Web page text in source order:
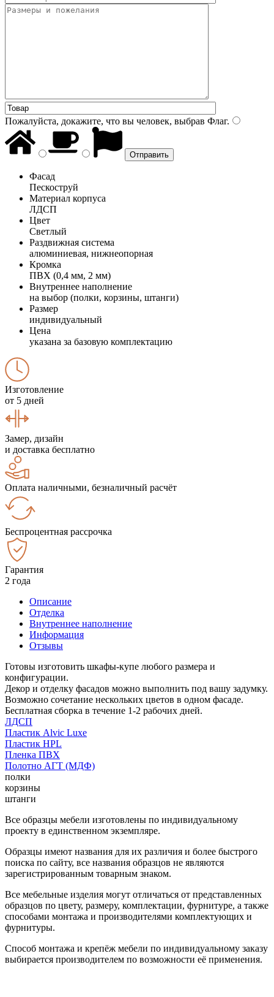
Пожалуйста, докажите, что вы человек, выбрав Флаг.
Фасад
Пескоструй
Материал корпуса
ЛДСП
Цвет
Светлый
Раздвижная система
алюминиевая, нижнеопорная
Кромка
ПВХ (0,4 мм, 2 мм)
Внутреннее наполнение
на выбор (полки, корзины, штанги)
Размер
индивидуальный
Цена
указана за базовую комплектацию
Изготовление
от 5 дней
Замер, дизайн
и доставка бесплатно
Оплата наличными, безналичный расчёт
Беспроцентная рассрочка
Гарантия
2 года
Описание
Отделка
Внутреннее наполнение
Информация
Отзывы
Готовы изготовить шкафы-купе любого размера и
конфигурации.
Декор и отделку фасадов можно выполнить под вашу задумку.
Возможно сочетание нескольких цветов в одном фасаде.
Бесплатная сборка в течение 1-2 рабочих дней.
ЛДСП
Пластик Alvic Luxe
Пластик HPL
Пленка ПВХ
Полотно АГТ (МДФ)
полки
корзины
штанги
Все образцы мебели изготовлены по индивидуальному
проекту в единственном экземпляре.
Образцы имеют названия для их различия и более быстрого
поиска по сайту, все названия образцов не являются
зарегистрированным товарным знаком.
Все мебельные изделия могут отличаться от представленных
образцов по цвету, размеру, комплектации, фурнитуре, а также
способами монтажа и производителями комплектующих и
фурнитуры.
Способ монтажа и крепёж мебели по индивидуальному заказу
выбирается производителем по возможности её применения.